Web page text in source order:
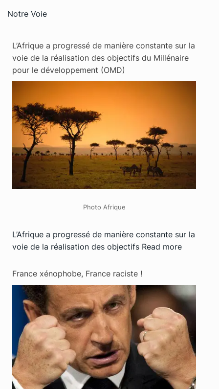
Notre Voie
L’Afrique a progressé de manière constante sur la
voie de la réalisation des objectifs du Millénaire
pour le développement (OMD)
Photo Afrique
L’Afrique a progressé de manière constante sur la
voie de la réalisation des objectifs Read more
France xénophobe, France raciste !